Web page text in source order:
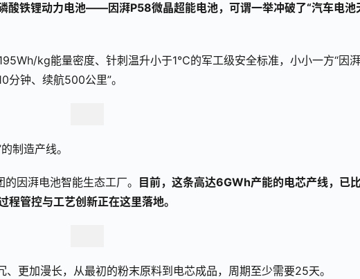
酸铁锂动力电池——因湃P58微晶超能电池，可谓一举冲破了“汽车电池
kg能量密度、针刺温升小于1℃的军工级安全标准，小小一方“因
分钟、续航500公里”。
制造产线。
因湃电池智能生态工厂。
目前，这条高达6GWh产能的电芯产线，已
管控与工艺创新正在这里落地。
更加漫长，从最初的粉末原料到电芯成品，周期至少需要25天。